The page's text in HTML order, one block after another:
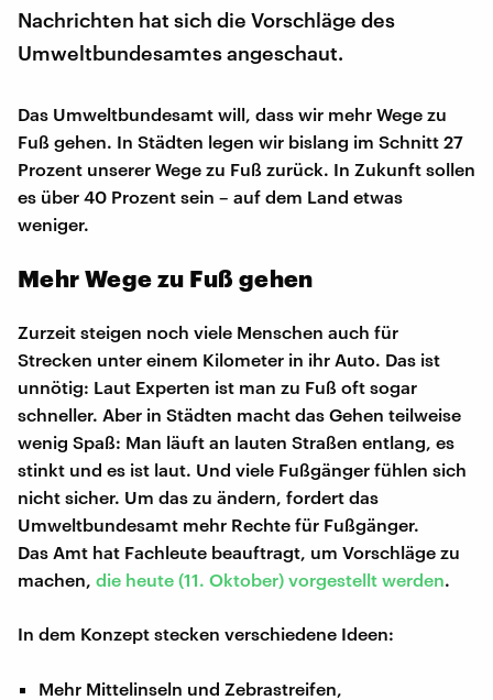
Nachrichten hat sich die Vorschläge des
Umweltbundesamtes angeschaut.
Das Umweltbundesamt will, dass wir mehr Wege zu
Fuß gehen. In Städten legen wir bislang im Schnitt 27
Prozent unserer Wege zu Fuß zurück. In Zukunft sollen
es über 40 Prozent sein – auf dem Land etwas
weniger.
Mehr Wege zu Fuß gehen
Zurzeit steigen noch viele Menschen auch für
Strecken unter einem Kilometer in ihr Auto. Das ist
unnötig: Laut Experten ist man zu Fuß oft sogar
schneller. Aber in Städten macht das Gehen teilweise
wenig Spaß: Man läuft an lauten Straßen entlang, es
stinkt und es ist laut. Und viele Fußgänger fühlen sich
nicht sicher. Um das zu ändern, fordert das
Umweltbundesamt mehr Rechte für Fußgänger.
Das Amt hat Fachleute beauftragt, um Vorschläge zu
machen, die heute (11. Oktober) vorgestellt werden.
In dem Konzept stecken verschiedene Ideen:
Mehr Mittelinseln und Zebrastreifen,